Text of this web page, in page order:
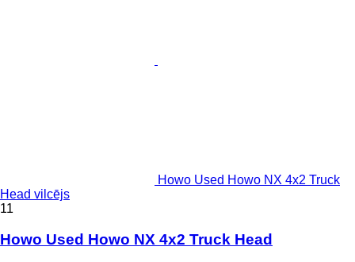
Howo Used Howo NX 4x2 Truck
Head vilcējs
11
Howo Used Howo NX 4x2 Truck Head